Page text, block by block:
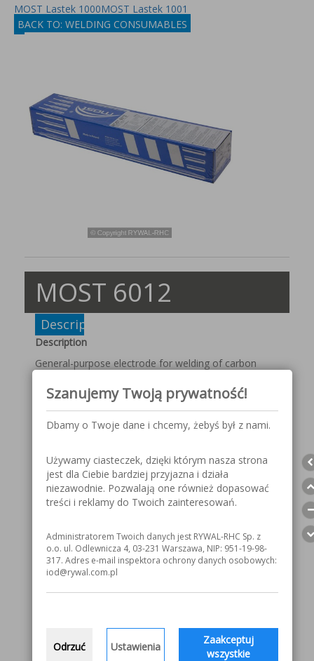
MOST Lastek 1000MOST Lastek 1001
BACK TO: WELDING CONSUMABLES
MOST 6012
Description
Description
General-purpose electrode for welding of carbon
walls. Recommended for welding in forced positions,
including up-down. Applied for plants of low striking
voltage Uo>42V.
Rutile-cellulose coating.
Classification
PN-EN 2560-A-E:
E 38 0 RC 11
AWS A5.1: E 6013
Features
Szanujemy Twoją prywatność!
Dbamy o Twoje dane i chcemy, żebyś był z nami.
Używamy ciasteczek, dzięki którym nasza strona
jest dla Ciebie bardziej przyjazna i działa
niezawodnie. Pozwalają one również dopasować
treści i reklamy do Twoich zainteresowań.
Administratorem Twoich danych jest RYWAL-RHC Sp. z
o.o. ul. Odlewnicza 4, 03-231 Warszawa, NIP: 951-19-98-
317. Adres e-mail inspektora ochrony danych osobowych:
iod@rywal.com.pl
Odrzuć Ustawienia
Zaakceptuj
wszystkie